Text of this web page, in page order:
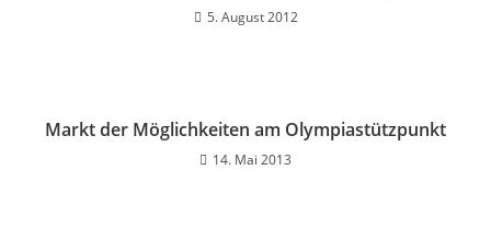
5. August 2012
Markt der Möglichkeiten am Olympiastützpunkt
14. Mai 2013